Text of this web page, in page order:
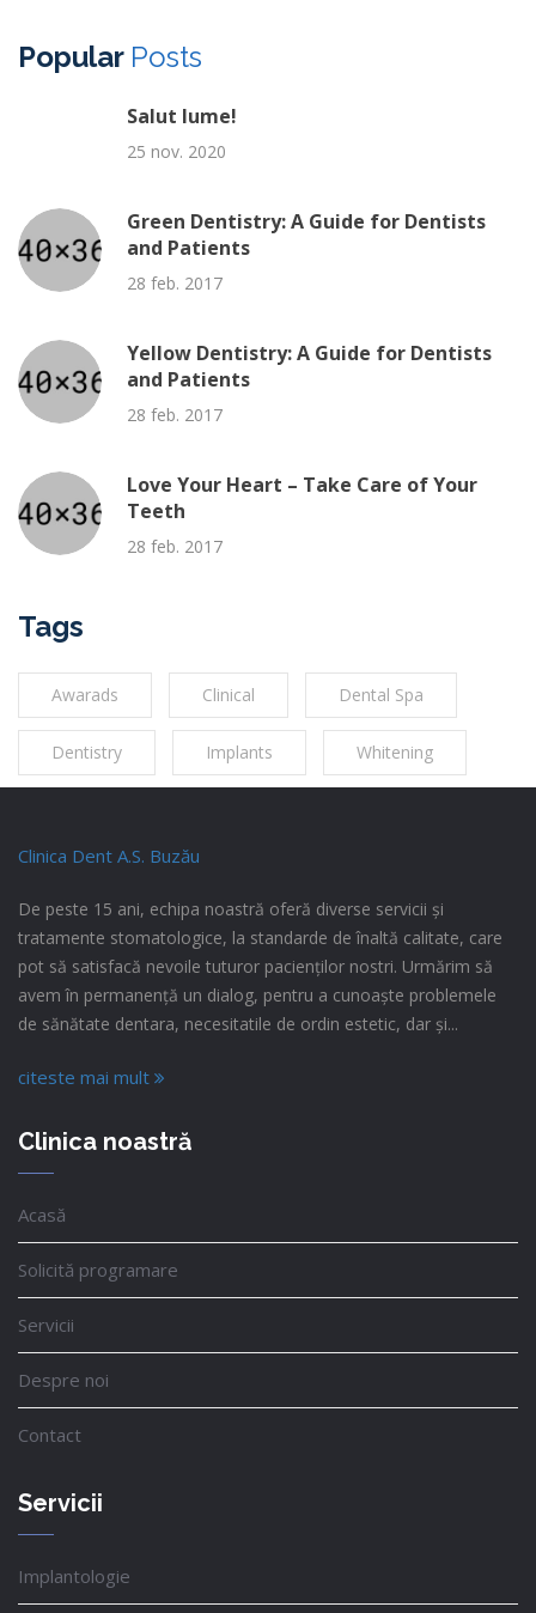
Popular Posts
Salut lume!
25 nov. 2020
Green Dentistry: A Guide for Dentists
and Patients
28 feb. 2017
Yellow Dentistry: A Guide for Dentists
and Patients
28 feb. 2017
Love Your Heart – Take Care of Your
Teeth
28 feb. 2017
Tags
Awarads Clinical Dental Spa
Dentistry Implants Whitening
Clinica Dent A.S. Buzău
De peste 15 ani, echipa noastră oferă diverse servicii și
tratamente stomatologice, la standarde de înaltă calitate, care
pot să satisfacă nevoile tuturor pacienților nostri. Urmărim să
avem în permanență un dialog, pentru a cunoaște problemele
de sănătate dentara, necesitatile de ordin estetic, dar și...
citeste mai mult
Clinica noastră
Acasă
Solicită programare
Servicii
Despre noi
Contact
Servicii
Implantologie